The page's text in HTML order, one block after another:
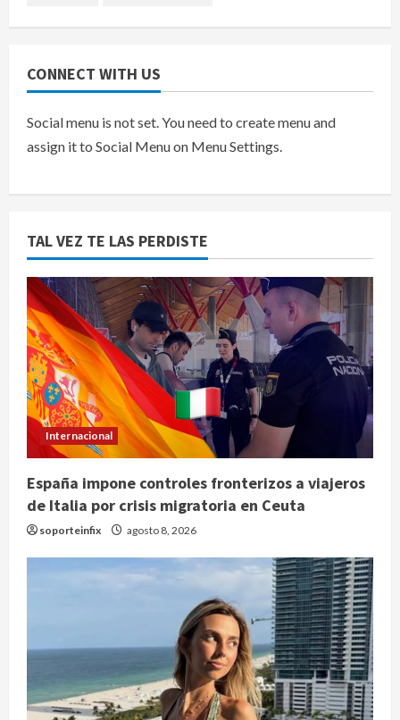
CONNECT WITH US
Social menu is not set. You need to create menu and
assign it to Social Menu on Menu Settings.
TAL VEZ TE LAS PERDISTE
Internacional
España impone controles fronterizos a viajeros
de Italia por crisis migratoria en Ceuta
soporteinfix agosto 8, 2026